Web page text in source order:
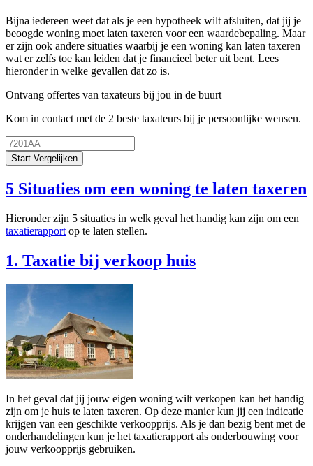
Bijna iedereen weet dat als je een hypotheek wilt afsluiten, dat jij je
beoogde woning moet laten taxeren voor een waardebepaling. Maar
er zijn ook andere situaties waarbij je een woning kan laten taxeren
wat er zelfs toe kan leiden dat je financieel beter uit bent. Lees
hieronder in welke gevallen dat zo is.
Ontvang offertes van taxateurs bij jou in de buurt
Kom in contact met de 2 beste taxateurs bij je persoonlijke wensen.
Start Vergelijken
5 Situaties om een woning te laten taxeren
Hieronder zijn 5 situaties in welk geval het handig kan zijn om een
taxatierapport op te laten stellen.
1. Taxatie bij verkoop huis
In het geval dat jij jouw eigen woning wilt verkopen kan het handig
zijn om je huis te laten taxeren. Op deze manier kun jij een indicatie
krijgen van een geschikte verkoopprijs. Als je dan bezig bent met de
onderhandelingen kun je het taxatierapport als onderbouwing voor
jouw verkoopprijs gebruiken.